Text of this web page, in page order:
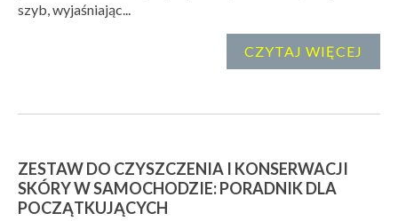
szyb, wyjaśniając...
CZYTAJ WIĘCEJ
ZESTAW DO CZYSZCZENIA I KONSERWACJI
SKÓRY W SAMOCHODZIE: PORADNIK DLA
POCZĄTKUJĄCYCH